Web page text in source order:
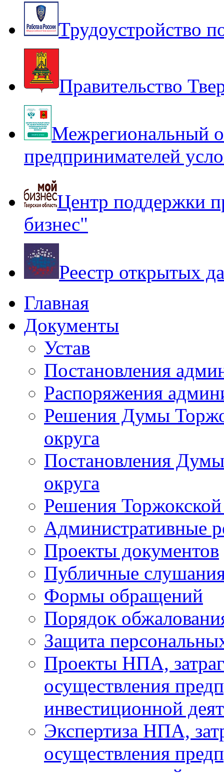
Трудоустройство
Правительство
Межрегиональный
предпринимателей
Центр поддержки
бизнес"
Реестр открытых
Главная
Документы
Устав
Постановления
Распоряжения
Решения Думы
округа
Постановления
округа
Решения
Административные
Проекты документов
Публичные
Формы обращений
Порядок
Защита
Проекты НПА,
осуществления
инвестиционной
Экспертиза НПА,
осуществления